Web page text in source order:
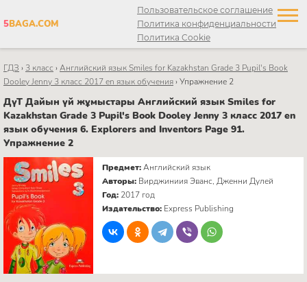
5BAGA.COM
Пользовательское соглашение
Политика конфиденциальности
Политика Cookie
ГДЗ › 3 класс ›Английский язык Smiles for Kazakhstan Grade 3 Pupil's Book
Dooley Jenny 3 класс 2017 en язык обучения›Упражнение 2
ДүТ Дайын үй жұмыстары Английский язык Smiles for
Kazakhstan Grade 3 Pupil's Book Dooley Jenny 3 класс 2017 en
язык обучения 6. Explorers and Inventors Page 91.
Упражнение 2
Предмет:Английский язык
Авторы: Вирджиниия Эванс, Дженни Дулей
Год: 2017 год
Издательство: Express Publishing